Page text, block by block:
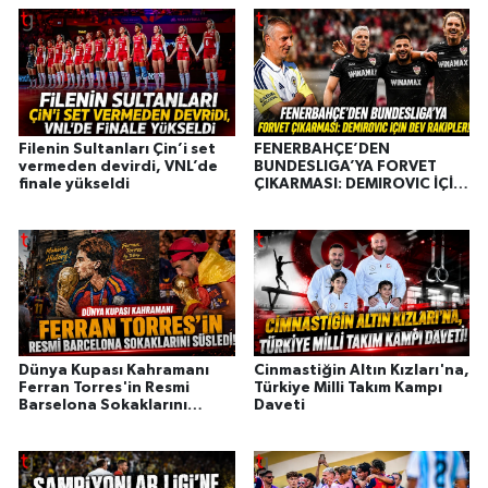
Filenin Sultanları Çin’i set
vermeden devirdi, VNL’de
finale yükseldi
FENERBAHÇE’DEN
BUNDESLIGA’YA FORVET
ÇIKARMASI: DEMIROVIC İÇİN
Dünya Kupası Kahramanı
Ferran Torres'in Resmi
Barselona Sokaklarını
Cinmastiğin Altın Kızları'na,
Türkiye Milli Takım Kampı
Daveti